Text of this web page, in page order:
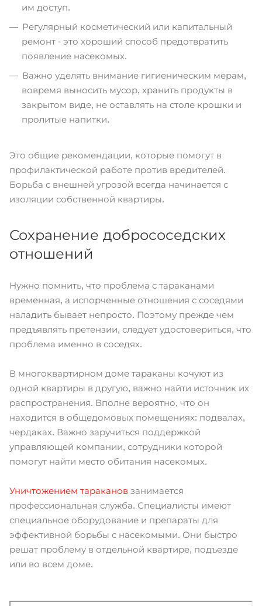
им доступ.
Регулярный косметический или капитальный
ремонт - это хороший способ предотвратить
появление насекомых.
Важно уделять внимание гигиеническим мерам,
вовремя выносить мусор, хранить продукты в
закрытом виде, не оставлять на столе крошки и
пролитые напитки.
Это общие рекомендации, которые помогут в
профилактической работе против вредителей.
Борьба с внешней угрозой всегда начинается с
изоляции собственной квартиры.
Сохранение добрососедских
отношений
Нужно помнить, что проблема с тараканами
временная, а испорченные отношения с соседями
наладить бывает непросто. Поэтому прежде чем
предъявлять претензии, следует удостовериться, что
проблема именно в соседях.
В многоквартирном доме тараканы кочуют из
одной квартиры в другую, важно найти источник их
распространения. Вполне вероятно, что он
находится в общедомовых помещениях: подвалах,
чердаках. Важно заручиться поддержкой
управляющей компании, сотрудники которой
помогут найти место обитания насекомых.
Уничтожением тараканов занимается
профессиональная служба. Специалисты имеют
специальное оборудование и препараты для
эффективной борьбы с насекомыми. Они быстро
решат проблему в отдельной квартире, подъезде
или во всем доме.